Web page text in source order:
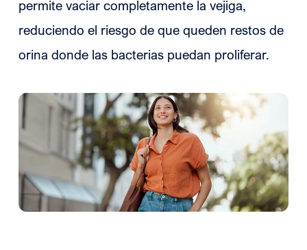
permite vaciar completamente la vejiga,
reduciendo el riesgo de que queden restos de
orina donde las bacterias puedan proliferar.